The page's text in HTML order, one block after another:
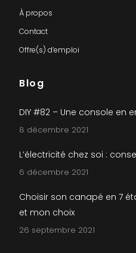
À propos
Contact
Offre(s) d’emploi
Blog
DIY #82 – Une console en
8 décembre 2021
L’électricité chez soi :
6 décembre 2021
Choisir son canapé en 7
et mon choix
26 septembre 2021